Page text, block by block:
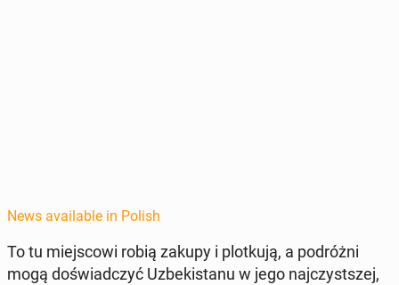
News available in Polish
To tu miejs­cowi robią zakupy i plotku­ją, a po­dróżni
mogą doświad­czyć Uzbek­istanu w jego na­jczyst­szej,